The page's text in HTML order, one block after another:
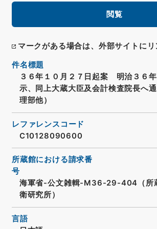
閲覧
マークがある場合は、外部サイトにリ
件名標題
３６年１０月２７日起案 明治３６
示、同上大蔵大臣及会計検査院長へ
理部他）
レファレンスコード
C10128090600
所蔵館における請求番
号
海軍省-公文雑輯-M36-29-404（所
衛研究所）
言語